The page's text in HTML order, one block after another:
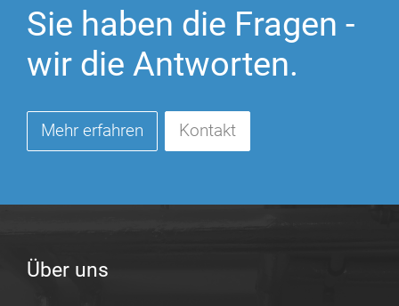
Sie haben die Fragen -
wir die Antworten.
Mehr erfahren Kontakt
Über uns